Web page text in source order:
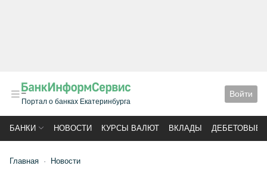
Портал о банках Екатеринбурга
Войти
БАНКИ НОВОСТИ КУРСЫ ВАЛЮТ ВКЛАДЫ ДЕБЕТОВЫЕ
Главная Новости